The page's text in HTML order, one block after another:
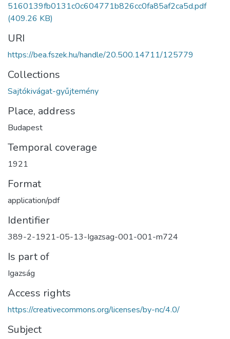
5160139fb0131c0c604771b826cc0fa85af2ca5d.pdf
(409.26 KB)
URI
https://bea.fszek.hu/handle/20.500.14711/125779
Collections
Sajtókivágat-gyűjtemény
Place, address
Budapest
Temporal coverage
1921
Format
application/pdf
Identifier
389-2-1921-05-13-Igazsag-001-001-m724
Is part of
Igazság
Access rights
https://creativecommons.org/licenses/by-nc/4.0/
Subject